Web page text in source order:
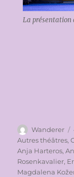
La présentation
Auteur
Wanderer
Autres théâtres,
Anja Harteros,
Rosenkavalier,
Magdalena